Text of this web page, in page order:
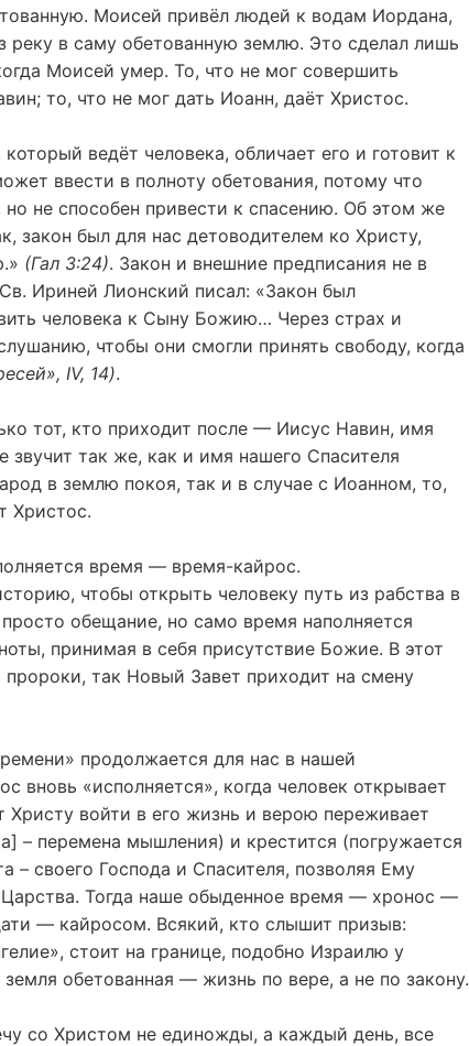
Моисей привёл людей к водам Иордана,
реку в саму обетованную землю. Это сделал лишь
Моисей умер. То, что не мог совершить
то, что не мог дать Иоанн, даёт Христос.
ведёт человека, обличает его и готовит к
ввести в полноту обетования, потому что
но не способен привести к спасению. Об этом же
закон был для нас детоводителем ко Христу,
(Гал 3:24). Закон и внешние предписания не в
Ириней Лионский писал: «Закон был
человека к Сыну Божию… Через страх и
чтобы они смогли принять свободу, когда
IV, 14).
тот, кто приходит после — Иисус Навин, имя
звучит так же, как и имя нашего Спасителя
в землю покоя, так и в случае с Иоанном, то,
Христос.
время — время-кайрос.
чтобы открыть человеку путь из рабства в
обещание, но само время наполняется
принимая в себя присутствие Божие. В этот
так Новый Завет приходит на смену
продолжается для нас в нашей
вновь «исполняется», когда человек открывает
Христу войти в его жизнь и верою переживает
– перемена мышления) и крестится (погружается
– своего Господа и Спасителя, позволяя Ему
Царства. Тогда наше обыденное время — хронос —
— кайросом. Всякий, кто слышит призыв:
стоит на границе, подобно Израилю у
обетованная — жизнь по вере, а не по закону.
со Христом не единожды, а каждый день, все